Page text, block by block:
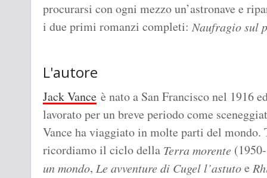
procurarsi con ogni mezzo un’astronave e
i due primi romanzi completi: Naufragio sul
L'autore
Jack Vance è nato a San Francisco nel 1916
lavorato per un breve periodo come
Vance ha viaggiato in molte parti del
ricordiamo il ciclo della Terra morente
un mondo, Le avventure di Cugel l’astutoe